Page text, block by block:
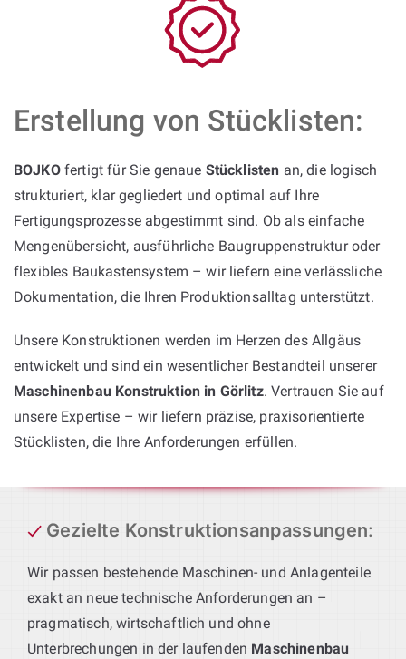
Erstellung von Stücklisten:
BOJKOfertigt für Sie genaue Stücklisten an, die logisch
strukturiert, klar gegliedert und optimal auf Ihre
Fertigungsprozesse abgestimmt sind. Ob als einfache
Mengenübersicht, ausführliche Baugruppenstruktur oder
flexibles Baukastensystem – wir liefern eine verlässliche
Dokumentation, die Ihren Produktionsalltag unterstützt.
Unsere Konstruktionen werden im Herzen des Allgäus
entwickelt und sind ein wesentlicher Bestandteil unserer
Maschinenbau Konstruktion in Görlitz. Vertrauen Sie auf
unsere Expertise – wir liefern präzise, praxisorientierte
Stücklisten, die Ihre Anforderungen erfüllen.
Gezielte Konstruktionsanpassungen:
Wir passen bestehende Maschinen- und Anlagenteile
exakt an neue technische Anforderungen an –
pragmatisch, wirtschaftlich und ohne
Unterbrechungen in der laufenden Maschinenbau